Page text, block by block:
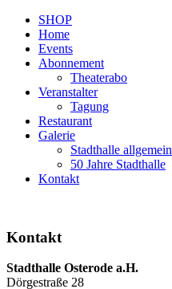
SHOP
Home
Events
Abonnement
Theaterabo
Veranstalter
Tagung
Restaurant
Galerie
Stadthalle allgemein
50 Jahre Stadthalle
Kontakt
Kontakt
Stadthalle Osterode a.H.
Dörgestraße 28